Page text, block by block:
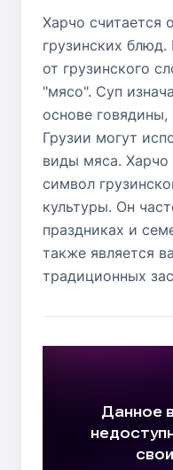
Харчо считается
грузинских блюд.
от грузинского
"мясо". Суп
основе говядины,
Грузии могут
виды мяса. Харчо
символ
культуры. Он
праздниках и
также является
традиционных